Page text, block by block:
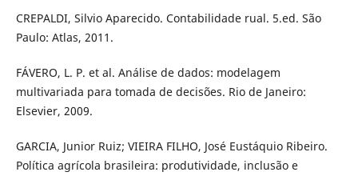
CREPALDI, Silvio Aparecido. Contabilidade rual. 5.ed. São
Paulo: Atlas, 2011.
FÁVERO, L. P. et al. Análise de dados: modelagem
multivariada para tomada de decisões. Rio de Janeiro:
Elsevier, 2009.
GARCIA, Junior Ruiz; VIEIRA FILHO, José Eustáquio Ribeiro.
Política agrícola brasileira: produtividade, inclusão e